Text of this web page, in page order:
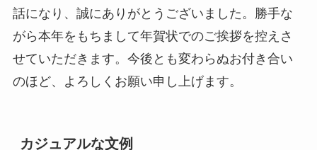
話になり、誠にありがとうございました。勝手な
がら本年をもちまして年賀状でのご挨拶を控えさ
せていただきます。今後とも変わらぬお付き合い
のほど、よろしくお願い申し上げます。
カジュアルな文例